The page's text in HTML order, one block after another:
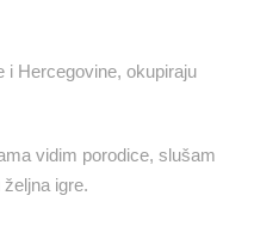
i Hercegovine, okupiraju
vidim porodice, slušam
igre.